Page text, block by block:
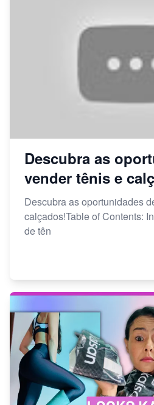
Descubra as
vender tênis e
Descubra as oportunidades
calçados!Table of Contents:
de tên